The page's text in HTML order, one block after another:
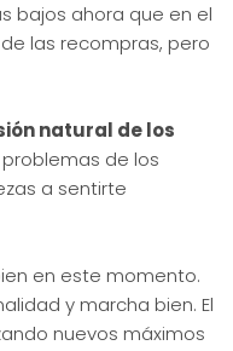
bajos ahora que en el
las recompras, pero
natural de los
de los
a sentirte
en este momento.
y marcha bien. El
nuevos máximos